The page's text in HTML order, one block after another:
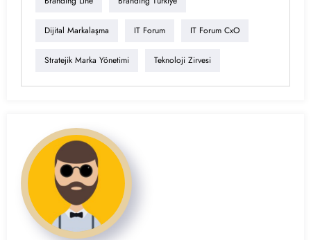
Dijital Markalaşma IT Forum IT Forum CxO
Stratejik Marka Yönetimi Teknoloji Zirvesi